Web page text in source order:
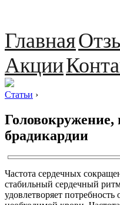
Главная
Акции
Статьи ›
Головокружение,
брадикардии
Частота сердечных
стабильный сердечный
удовлетворяет потребность